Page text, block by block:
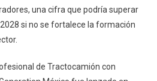
una cifra que podría superar
si no se fortalece la formación
de Tractocamión con